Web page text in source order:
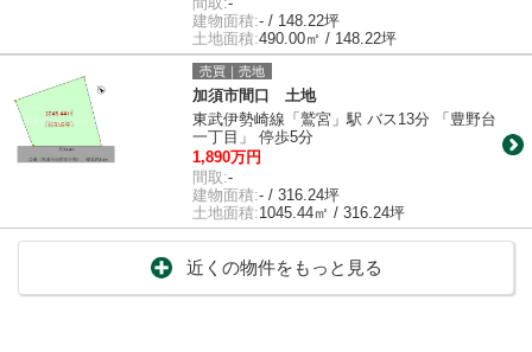
建物面積:- / 148.22坪
土地面積:490.00㎡ / 148.22坪
売買｜売地
加須市間口 土地
東武伊勢崎線「鷲宮」駅 バス13分 「豊野台
一丁目」 停歩5分
1,890万円
間取:-
建物面積:- / 316.24坪
土地面積:1045.44㎡ / 316.24坪
近くの物件をもっと見る